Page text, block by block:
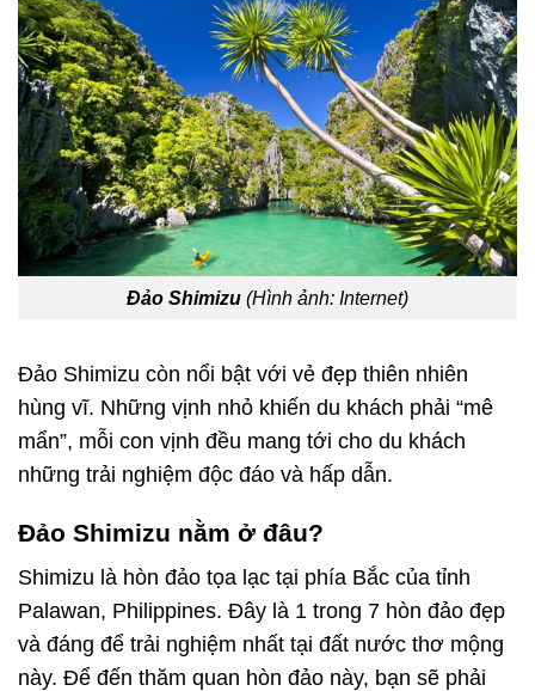
Đảo Shimizu (Hình ảnh: Internet)
Đảo Shimizu còn nổi bật với vẻ đẹp thiên nhiên
hùng vĩ. Những vịnh nhỏ khiến du khách phải “mê
mẩn”, mỗi con vịnh đều mang tới cho du khách
những trải nghiệm độc đáo và hấp dẫn.
Đảo Shimizu nằm ở đâu?
Shimizu là hòn đảo tọa lạc tại phía Bắc của tỉnh
Palawan, Philippines. Đây là 1 trong 7 hòn đảo đẹp
và đáng để trải nghiệm nhất tại đất nước thơ mộng
này. Để đến thăm quan hòn đảo này, bạn sẽ phải